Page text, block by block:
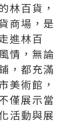
林百貨，
商場，是
進林百
情，無論
，都充滿
美術館，
僅展示當
活動與展